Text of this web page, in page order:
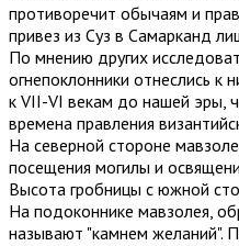
противоречит обычаям и
привез из Суз в Самарканд
По мнению других
огнепоклонники отнеслись к
к VII-VI векам до нашей эры,
времена правления
На северной стороне
посещения могилы и
Высота гробницы с южной
На подоконнике мавзолея,
называют "камнем желаний".